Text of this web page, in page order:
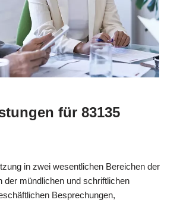
für 83135
in zwei wesentlichen Bereichen der
der mündlichen und schriftlichen
Besprechungen,